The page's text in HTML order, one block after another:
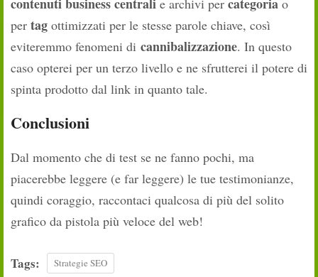
e archivi per
o
per tag ottimizzati per le stesse parole chiave, così
eviteremmo fenomeni di cannibalizzazione. In questo
caso opterei per un terzo livello e ne sfrutterei il potere di
spinta prodotto dal link in quanto tale.
Conclusioni
Dal momento che di test se ne fanno pochi, ma
piacerebbe leggere (e far leggere) le tue testimonianze,
quindi coraggio, raccontaci qualcosa di più del solito
grafico da pistola più veloce del web!
Tags: Strategie SEO